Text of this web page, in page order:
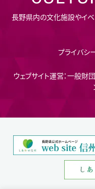
長野県内の文化施設やイベ
プライバシ
ウェブサイト運営：一般